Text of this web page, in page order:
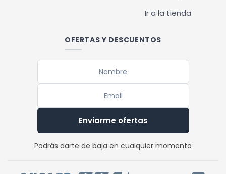
Ir a la tienda
OFERTAS Y DESCUENTOS
Enviarme ofertas
Podrás darte de baja en cualquier momento